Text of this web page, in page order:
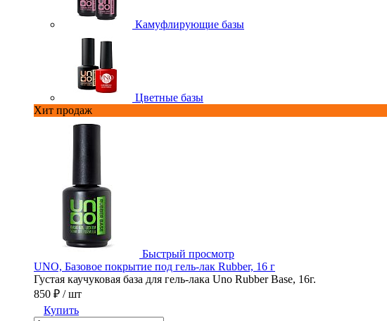
Камуфлирующие базы
Цветные базы
Хит продаж
Быстрый просмотр
UNO, Базовое покрытие под гель-лак Rubber, 16 г
Густая каучуковая база для гель-лака Uno Rubber Base, 16г.
850 ₽ / шт
Купить